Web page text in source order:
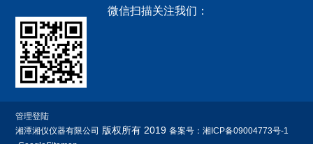
微信扫描关注我们：
管理登陆
湘潭湘仪仪器有限公司 版权所有 2019备案号：湘ICP备09004773号-1